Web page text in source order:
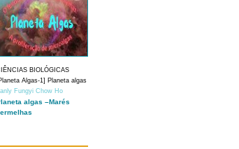
BIOLÓGICAS
Algas-1] Planeta algas
Fungyi Chow Ho
algas –Marés